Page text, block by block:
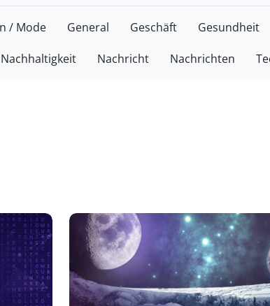
/ Mode General Geschäft Gesundheit
Nachhaltigkeit Nachricht Nachrichten